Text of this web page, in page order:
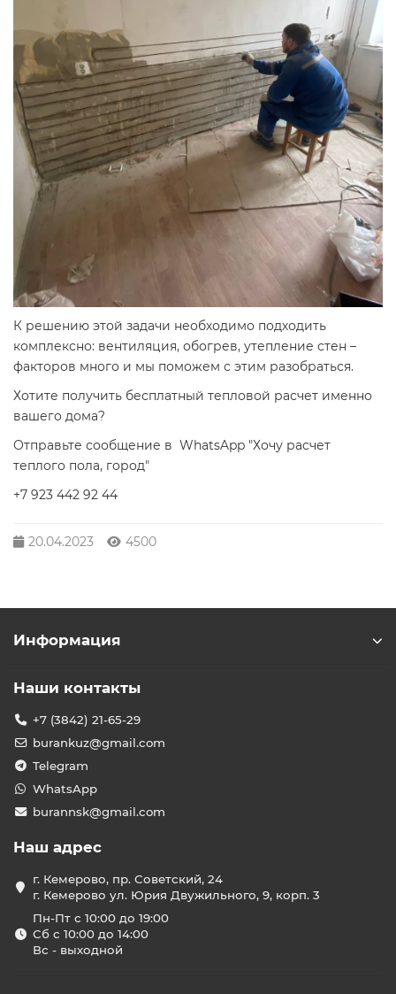
К решению этой задачи необходимо подходить
комплексно: вентиляция, обогрев, утепление стен –
факторов много и мы поможем с этим разобраться.
Хотите получить бесплатный тепловой расчет именно
вашего дома?
Отправьте сообщение в WhatsApp "Хочу расчет
теплого пола, город"
+7 923 442 92 44
20.04.2023 4500
Информация
Наши контакты
+7 (3842) 21-65-29
burankuz@gmail.com
Telegram
WhatsApp
burannsk@gmail.com
Наш адрес
г. Кемерово, пр. Советский, 24
г. Кемерово ул. Юрия Двужильного, 9, корп. 3
Пн-Пт с 10:00 до 19:00
Сб с 10:00 до 14:00
Вс - выходной